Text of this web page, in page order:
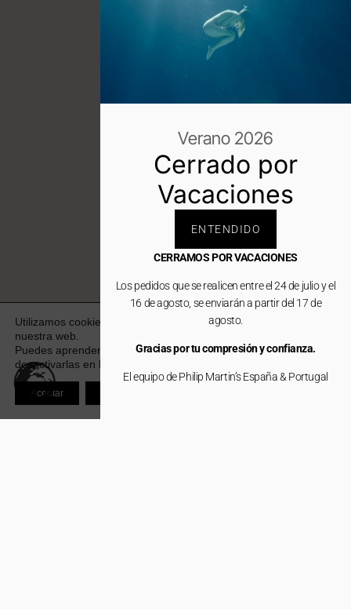
Utilizamos cookies para ofrecerte la mejor experiencia en
nuestra web.
Puedes aprender más sobre qué cookies utilizamos o
desactivarlas en los
Aceptar
Verano 2026
Cerrado por
Vacaciones
ENTENDIDO
CERRAMOS POR VACACIONES
Los pedidos que se realicen entre el 24 de julio y el
16 de agosto, se enviarán a partir del 17 de
agosto.
Gracias por tu compresión y confianza.
El equipo de Philip Martin’s España & Portugal